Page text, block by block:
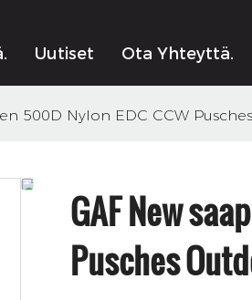
Uutiset Ota Yhteyttä.
500D Nylon EDC CCW
GAF New
Pusches